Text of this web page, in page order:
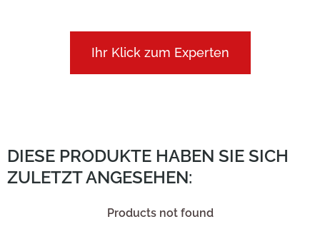
Ihr Klick zum Experten
DIESE PRODUKTE HABEN SIE SICH
ZULETZT ANGESEHEN:
Products not found